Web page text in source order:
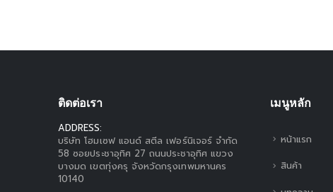
ติดต่อเรา
ADDRESS:
บริษัท โฮมเซฟ แอนด์ สตีล เฟอร์นิเจอร์ จำกัด
58 ซอยประชาอุทิศ 27 ถนนประชาอุทิศ แขวง
บางมด เขตทุ่งครุ จังหวัดกรุงเทพมหานคร
10140
เมนูหลัก
หน้าแรก
สินค้า